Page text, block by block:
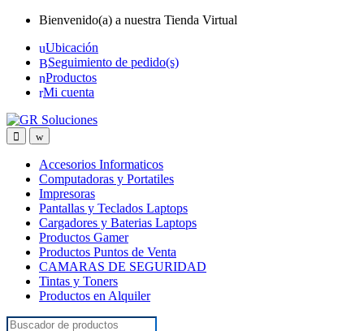
Skip
navigation
Skip
content
Bienvenido(a) a nuestra Tienda Virtual
Ubicación
Seguimiento de pedido(s)
Productos
Mi cuenta
Accesorios Informaticos
Computadoras y Portatiles
Impresoras
Pantallas y Teclados Laptops
Cargadores y Baterias Laptops
Productos Gamer
Productos Puntos de Venta
CAMARAS DE SEGURIDAD
Tintas y Toners
Productos en Alquiler
Search